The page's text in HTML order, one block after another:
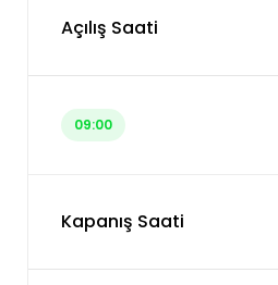
Açılış Saati
09:00
Kapanış Saati